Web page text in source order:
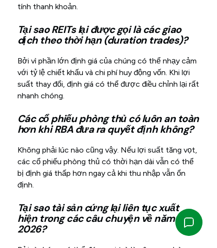
tính thanh khoản.
Tại sao REITs lại được gọi là các giao
dịch theo thời hạn (duration trades)?
Bởi vì phần lớn định giá của chúng có thể nhạy cảm
với tỷ lệ chiết khấu và chi phí huy động vốn. Khi lợi
suất thay đổi, định giá có thể được điều chỉnh lại rất
nhanh chóng.
Các cổ phiếu phòng thủ có luôn an toàn
hơn khi RBA đưa ra quyết định không?
Không phải lúc nào cũng vậy. Nếu lợi suất tăng vọt,
các cổ phiếu phòng thủ có thời hạn dài vẫn có thể
bị định giá thấp hơn ngay cả khi thu nhập vẫn ổn
định.
Tại sao tài sản cứng lại liên tục xuất
hiện trong các câu chuyện về năm
2026?